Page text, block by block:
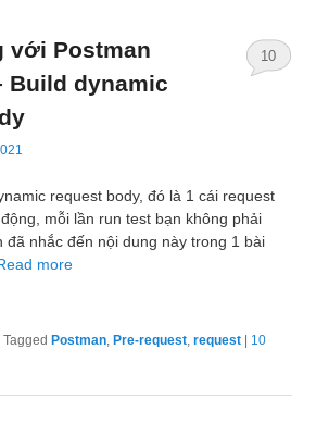
với Postman
Build dynamic
10
request body, đó là 1 cái request
mỗi lần run test bạn không phải
đã nhắc đến nội dung này trong 1 bài
more
|Tagged Postman, Pre-request,request
10